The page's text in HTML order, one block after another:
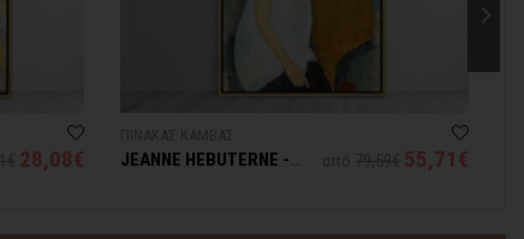
28,08€
JEANNE HEBUTERNE -
55,71€